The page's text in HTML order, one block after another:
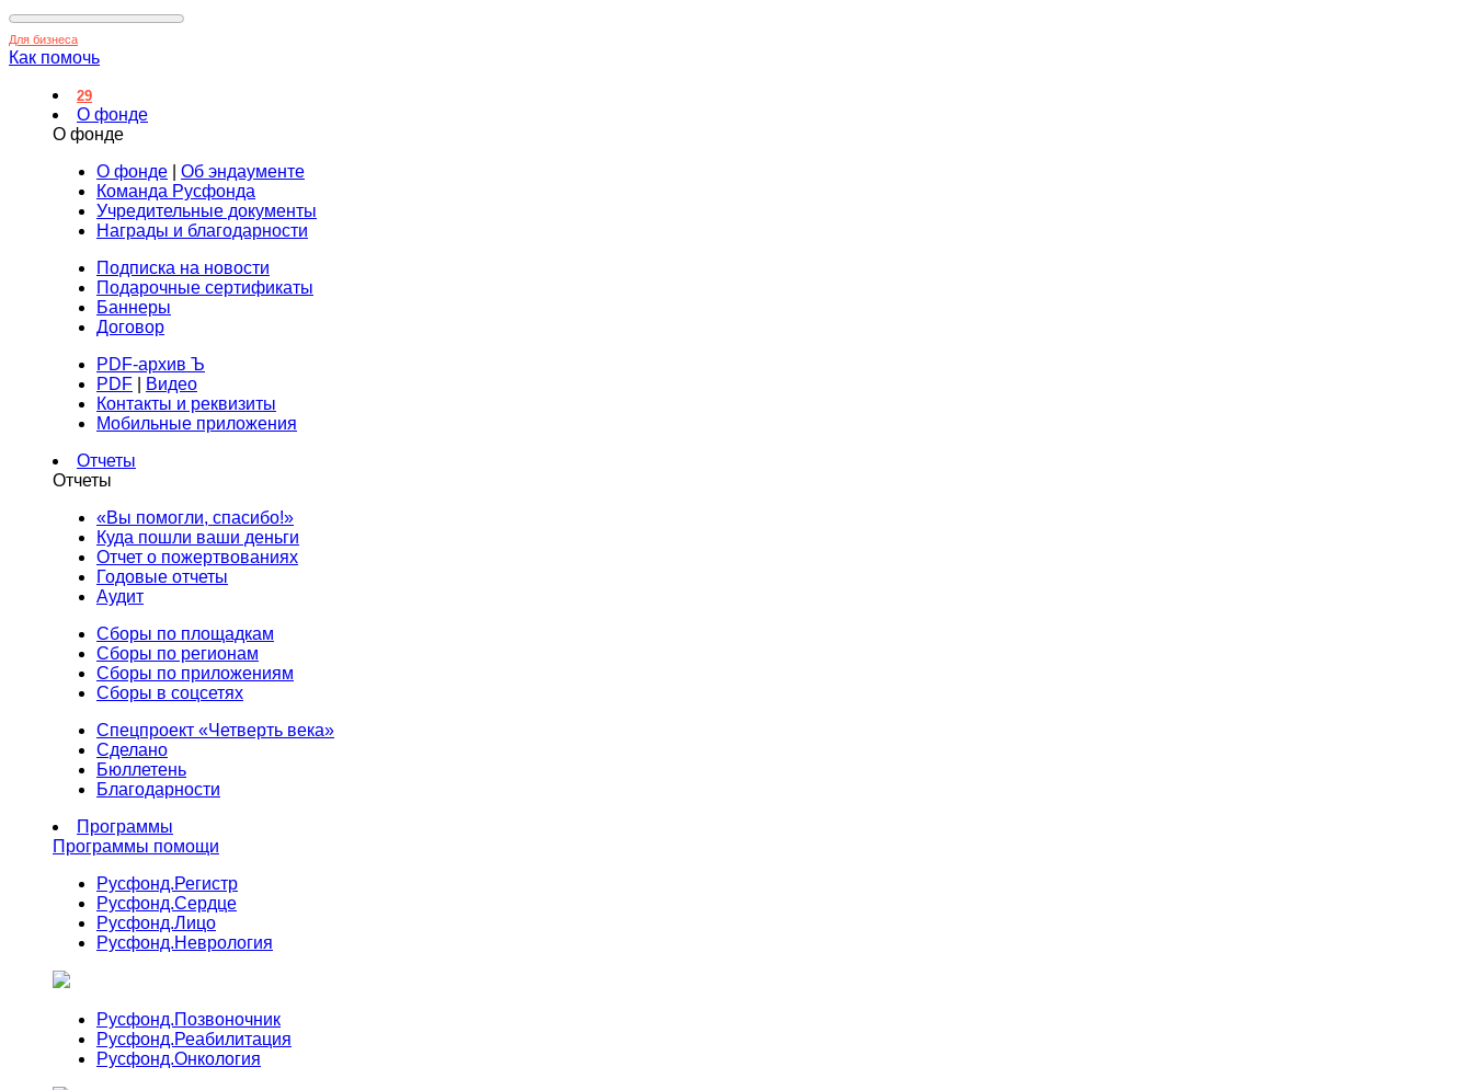
Для бизнеса
Как помочь
29
О фонде
О фонде
О фонде
Об эндаументе
Команда Русфонда
Учредительные документы
Награды и благодарности
Подписка на новости
Подарочные сертификаты
Баннеры
Договор
PDF-архив Ъ
PDF
Видео
Контакты и реквизиты
Мобильные приложения
Отчеты
Отчеты
«Вы помогли, спасибо!»
Куда пошли ваши деньги
Отчет о пожертвованиях
Годовые отчеты
Аудит
Сборы по площадкам
Сборы по регионам
Сборы по приложениям
Сборы в соцсетях
Спецпроект «Четверть века»
Сделано
Бюллетень
Благодарности
Программы
Программы помощи
Русфонд.Регистр
Русфонд.Сердце
Русфонд.Лицо
Русфонд.Неврология
Русфонд.Позвоночник
Русфонд.Реабилитация
Русфонд.Онкология